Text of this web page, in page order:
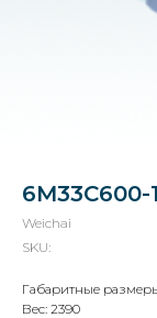
6M33C600-
Weichai
SKU:
Габаритные
Вес: 2390